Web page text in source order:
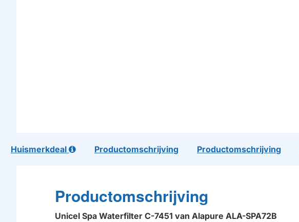
Huismerkdeal Productomschrijving Productomschrijving
Productomschrijving
Unicel Spa Waterfilter C-7451 van Alapure ALA-SPA72B